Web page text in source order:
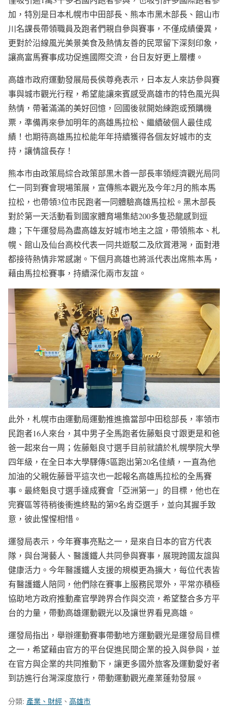
加，特別是日本札幌市中田部長、熊本市黑木部長、館山市
川名課長帶領職員及跑者們親自參與賽事，不僅成績優異，
更對於沿線風光美景美食及熱情友善的民眾留下深刻印象，
讓高富馬賽事成功促進國際交流，台日友好更上層樓。
高雄市政府運動發展局長侯尊堯表示，日本友人來訪參與賽
事與城市觀光行程，希望能讓來賓感受高雄市的特色風光與
熱情，帶著滿滿的美好回憶，回國後就開始練跑或預購機
票，準備再來參加明年的高雄馬拉松、繼續破個人最佳成
績！也期待高雄馬拉松能年年持續獲得各個友好城市的支
持，讓情誼長存！
熊本市由政策局綜合政策部黒木善一部長率領經濟觀光局同
仁一同到賽會現場策展，宣傳熊本觀光及今年2月的熊本馬
拉松，也帶領3位市民跑者一同體驗高雄馬拉松。黑木部長
對於第一天活動看到國家體育場集結200多隻恐龍感到逗
趣；下午運發局為盡高雄友好城市地主之誼，帶領熊本、札
幌、館山及仙台高校代表一同共遊駁二及欣賞港灣，面對港
都接待熱情非常感謝。下個月高雄也將派代表出席熊本馬，
藉由馬拉松賽事，持續深化兩市友誼。
此外，札幌市由運動局運動推進擔當部中田稔部長，率領市
民跑者16人來台，其中男子全馬跑者佐藤魁良寸跟更是和爸
爸一起來台一周；佐藤魁良寸選手目前就讀於札幌學院大學
四年級，在全日本大學驛傳5區跑出第20名佳績，一直為他
加油的父親佐藤晉平這次也一起報名高雄馬拉松的全馬賽
事。最終魁良寸選手達成賽會「亞洲第一」的目標，他也在
完賽區等待稍後衝進終點的第9名肯亞選手，並向其握手致
意，彼此惺惺相惜。
運發局表示，今年賽事亮點之一，是來自日本的官方代表
隊，與台灣藝人、醫護鐵人共同參與賽事，展現跨國友誼與
健康活力。今年醫護鐵人支援的規模更為擴大，每位代表皆
有醫護鐵人陪同，他們除在賽事上服務民眾外，平常亦積極
協助地方政府推動產官學跨界合作與交流，希望整合多方平
台的力量，帶動高雄運動觀光以及讓世界看見高雄。
運發局指出，舉辦運動賽事帶動地方運動觀光是運發局目標
之一，希望藉由官方的平台促進民間企業的投入與參與，並
在官方與企業的共同推動下，讓更多國外旅客及運動愛好者
到訪進行台灣深度旅行，帶動運動觀光產業蓬勃發展。
分類: 產業、財經 、 高雄市